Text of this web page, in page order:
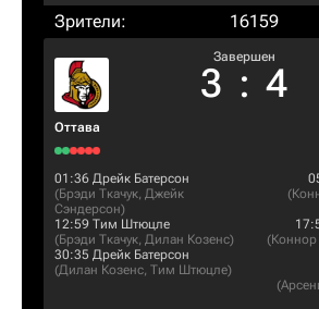
Зрители:
16159
Оттава
Завершен
3 : 4
01:36 Дрейк Батерсон
(Брэди Ткачук, Джейк
Сэндерсон)
12:59 Тим Штюцле
(Брэди Ткачук, Дилан Козенс)
30:35 Дрейк Батерсон
(Дилан Козенс, Тим Штюцле)
(
(Коннор
(